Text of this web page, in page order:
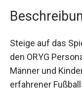
den ORYG
Männer und
erfahrener
bieten